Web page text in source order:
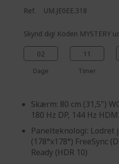
Ref. UM.JE0EE.318
Skynd dig! Koden MYSTERY
02
Dage
11
Timer
Skærm: 80 cm (31,5")
180 Hz DP, 144 Hz
Panelteknologi: Lodret
(178°x178°) FreeSync
Ready (HDR 10)